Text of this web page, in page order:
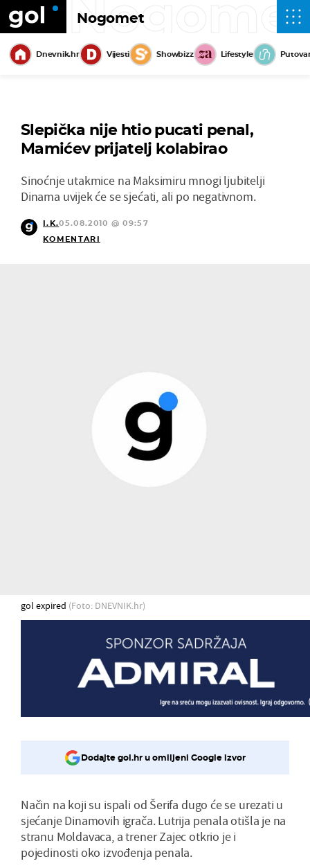
Nogomet
Dnevnik.hr Vijesti Showbizz Lifestyle
Slepička nije htio pucati penal,
Mamićev prijatelj kolabirao
Sinoćnje utakmice na Maksimiru mnogi ljubitelji
Dinama uvijek će se sjećati, ali po negativnom.
I.K.05.08.2010 @ 09:57
KOMENTARI
gol expired (Foto: DNEVNIK.hr)
Dodajte gol.hr u omiljeni Google izvor
Način na koji su ispali od Šerifa dugo će se urezati u
sjećanje Dinamovih igrača. Lutrija penala otišla je na
stranu Moldavaca, a trener Zajec otkrio je i
pojedinosti oko izvođenja penala.